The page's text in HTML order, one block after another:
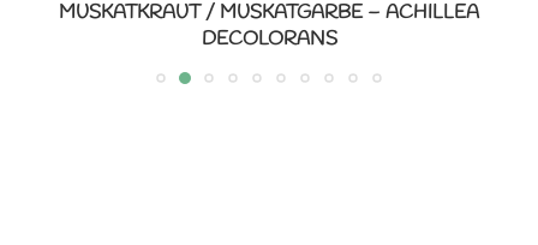
MUSKATKRAUT / MUSKATGARBE – ACHILLEA
DECOLORANS